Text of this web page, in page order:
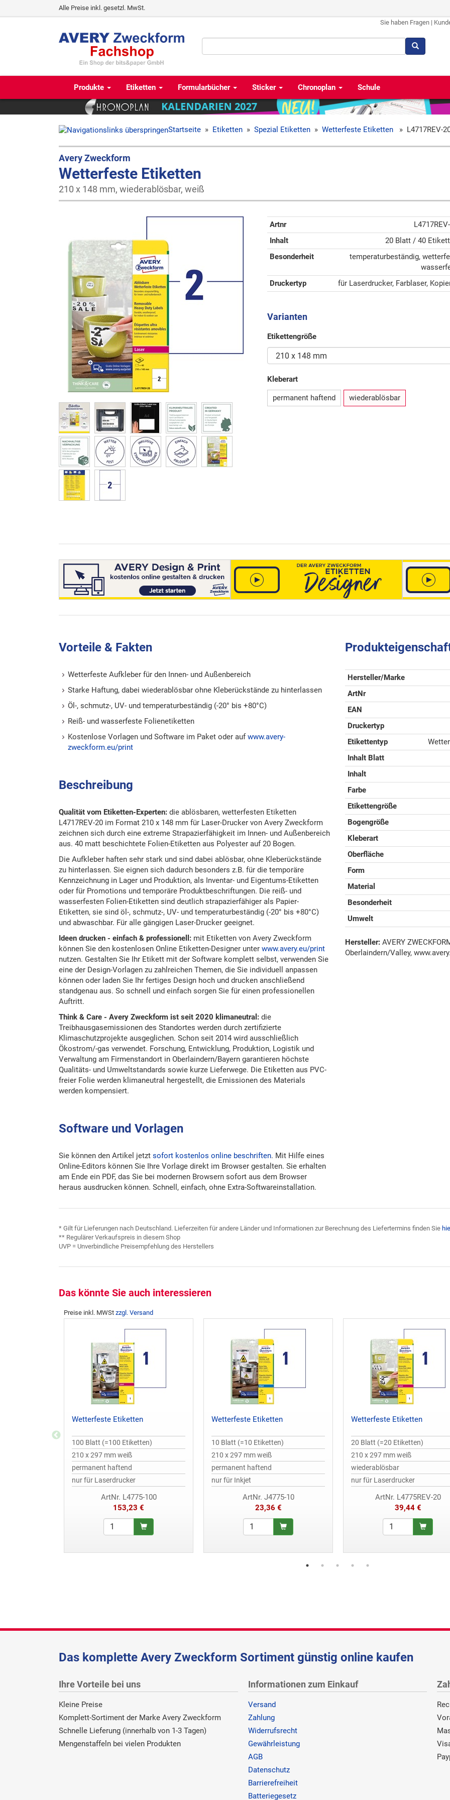
Alle Preise inkl. gesetzl. MwSt.
Sie haben Fragen |
Produkte Etiketten Formularbücher Sticker Chronoplan Schule
Startseite » Etiketten » Spezial Etiketten » Wetterfeste Etiketten » L4717REV-
Avery Zweckform
Wetterfeste Etiketten
210 x 148 mm, wiederablösbar, weiß
Artnr
Inhalt
20 Blatt / 40
Besonderheit
temperaturbeständig,
Druckertyp
für Laserdrucker, Farblaser,
Varianten
Etikettengröße
Kleberart
permanent haftend wiederablösbar
Vorteile & Fakten
Wetterfeste Aufkleber für den Innen- und Außenbereich
Starke Haftung, dabei wiederablösbar ohne Kleberückstände zu hinterlassen
Öl-, schmutz-, UV- und temperaturbeständig (-20° bis +80°C)
Reiß- und wasserfeste Folienetiketten
Kostenlose Vorlagen und Software im Paket oder aufwww.avery-
zweckform.eu/print
Beschreibung
Qualität vom Etiketten-Experten: die ablösbaren, wetterfesten Etiketten
L4717REV-20 im Format 210 x 148 mm für Laser-Drucker von Avery Zweckform
zeichnen sich durch eine extreme Strapazierfähigkeit im Innen- und Außenbereich
aus. 40 matt beschichtete Folien-Etiketten aus Polyester auf 20 Bogen.
Die Aufkleber haften sehr stark und sind dabei ablösbar, ohne Kleberückstände
zu hinterlassen. Sie eignen sich dadurch besonders z.B. für die temporäre
Kennzeichnung in Lager und Produktion, als Inventar- und Eigentums-Etiketten
oder für Promotions und temporäre Produktbeschriftungen. Die reiß- und
wasserfesten Folien-Etiketten sind deutlich strapazierfähiger als Papier-
Etiketten, sie sind öl-, schmutz-, UV- und temperaturbeständig (-20° bis +80°C)
und abwaschbar. Für alle gängigen Laser-Drucker geeignet.
Ideen drucken - einfach & professionell: mit Etiketten von Avery Zweckform
können Sie den kostenlosen Online Etiketten-Designer unter www.avery.eu/print
nutzen. Gestalten Sie Ihr Etikett mit der Software komplett selbst, verwenden Sie
eine der Design-Vorlagen zu zahlreichen Themen, die Sie individuell anpassen
können oder laden Sie Ihr fertiges Design hoch und drucken anschließend
standgenau aus. So schnell und einfach sorgen Sie für einen professionellen
Auftritt.
Think & Care - Avery Zweckform ist seit 2020 klimaneutral: die
Treibhausgasemissionen des Standortes werden durch zertifizierte
Klimaschutzprojekte ausgeglichen. Schon seit 2014 wird ausschließlich
Ökostrom/-gas verwendet. Forschung, Entwicklung, Produktion, Logistik und
Verwaltung am Firmenstandort in Oberlaindern/Bayern garantieren höchste
Qualitäts- und Umweltstandards sowie kurze Lieferwege. Die Etiketten aus PVC-
freier Folie werden klimaneutral hergestellt, die Emissionen des Materials
werden kompensiert.
Software und Vorlagen
Sie können den Artikel jetzt sofort kostenlos online beschriften. Mit Hilfe eines
Online-Editors können Sie Ihre Vorlage direkt im Browser gestalten. Sie erhalten
am Ende ein PDF, das Sie bei modernen Browsern sofort aus dem Browser
heraus ausdrucken können. Schnell, einfach, ohne Extra-Softwareinstallation.
Hersteller/Marke
ArtNr
EAN
Druckertyp
Etikettentyp
Inhalt Blatt
Inhalt
Farbe
Etikettengröße
Bogengröße
Kleberart
Oberfläche
Form
Material
Besonderheit
Umwelt
Hersteller: AVERY
Oberlaindern/Valley,
* Gilt für Lieferungen nach Deutschland. Lieferzeiten für andere Länder und Informationen zur Berechnung des Liefertermins finden Sie
** Regulärer Verkaufspreis in diesem Shop
UVP = Unverbindliche Preisempfehlung des Herstellers
Das könnte Sie auch interessieren
Preise inkl. MWSt zzgl. Versand
Wetterfeste Etiketten
100 Blatt (=100 Etiketten)
210 x 297 mm weiß
permanent haftend
nur für Laserdrucker
ArtNr. L4775-100
153,23 €
Wetterfeste Etiketten
10 Blatt (=10 Etiketten)
210 x 297 mm weiß
permanent haftend
nur für Inkjet
ArtNr. J4775-10
23,36 €
Wetterfeste Etiketten
20 Blatt (=20 Etiketten)
210 x 297 mm weiß
wiederablösbar
nur für Laserdrucker
ArtNr. L4775REV-20
39,44 €
Das komplette Avery Zweckform Sortiment günstig online kaufen
Ihre Vorteile bei uns
Kleine Preise
Komplett-Sortiment der Marke Avery Zweckform
Schnelle Lieferung (innerhalb von 1-3 Tagen)
Mengenstaffeln bei vielen Produkten
Informationen zum Einkauf
Versand
Zahlung
Widerrufsrecht
Gewährleistung
AGB
Datenschutz
Barrierefreiheit
Batteriegesetz